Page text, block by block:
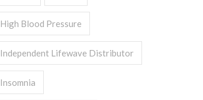
High Blood Pressure
Independent Lifewave Distributor
Insomnia